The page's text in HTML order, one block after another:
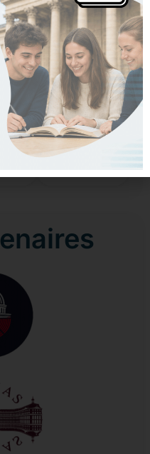
!
%
Taux d'accès en
master
85%
pour les étudiants